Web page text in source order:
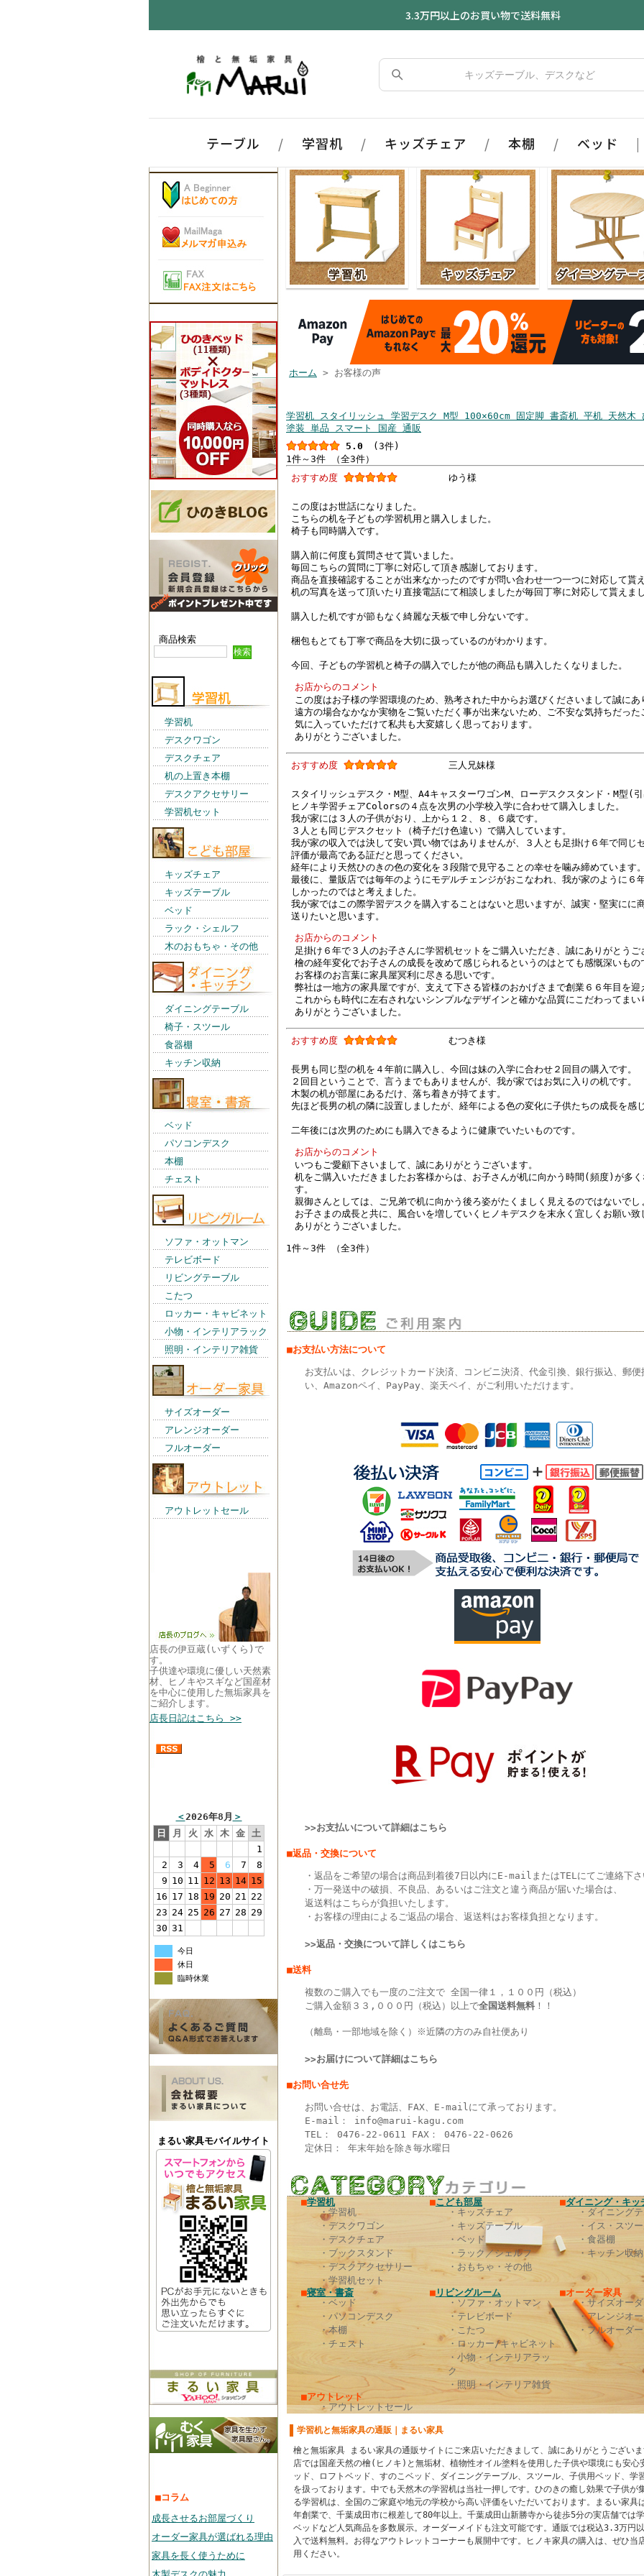
3.3万円以上のお買い物で送料無料
テーブル / 学習机 / キッズチェア / 本棚 / ベッド |
商品検索
学習机
デスクワゴン
デスクチェア
机の上置き本棚
デスクアクセサリー
学習机セット
キッズチェア
キッズテーブル
ベッド
ラック・シェルフ
木のおもちゃ・その他
ダイニングテーブル
椅子・スツール
食器棚
キッチン収納
ベッド
パソコンデスク
本棚
チェスト
ソファ・オットマン
テレビボード
リビングテーブル
こたつ
ロッカー・キャビネット
小物・インテリアラック
照明・インテリア雑貨
サイズオーダー
アレンジオーダー
フルオーダー
アウトレットセール
店長の伊豆蔵(いずくら)で
す。
子供達や環境に優しい天然素
材、ヒノキやスギなど国産材
を中心に使用した無垢家具を
ご紹介します。
店長日記はこちら >>
＜2026年8月 ＞
日
月 火 水 木 金 土
1
2
3 4 5 6 7
8
9 10 11 12 13 14 15
16 17 18 19 20 21 22
23 24 25 26 27 28 29
30 31
今日
休日
臨時休業
まるい家具モバイルサイト
■コラム
成長させるお部屋づくり
オーダー家具が選ばれる理由
家具を長く使うために
ホーム > お客様の声
学習机 スタイリッシュ 学習デスク M型 100×60cm 固定脚 書斎机 平机 天然木
塗装 単品 スマート 国産 通販
5.0
(3件)
1件～3件 （全3件）
おすすめ度
ゆう様
この度はお世話になりました。
こちらの机を子どもの学習机用と購入しました。
椅子も同時購入です。
購入前に何度も質問させて貰いました。
毎回こちらの質問に丁寧に対応して頂き感謝しております。
商品を直接確認することが出来なかったのですが問い合わせ一つ一つに対応して貰
机の写真を送って頂いたり直接電話にて相談しましたが毎回丁寧に対応して貰えま
購入した机ですが節もなく綺麗な天板で申し分ないです。
梱包もとても丁寧で商品を大切に扱っているのがわかります。
今回、子どもの学習机と椅子の購入でしたが他の商品も購入したくなりました。
お店からのコメント
この度はお子様の学習環境のため、熟考された中からお選びくださいまして誠に
遠方の場合なかなか実物をご覧いただく事が出来ないため、ご不安な気持ちだっ
気に入っていただけて私共も大変嬉しく思っております。
ありがとうございました。
おすすめ度 三人兄妹様
スタイリッシュデスク・M型、A4キャスターワゴンM、ローデスクスタンド・M型(
ヒノキ学習チェアColorsの４点を次男の小学校入学に合わせて購入しました。
我が家には３人の子供がおり、上から１２、８、６歳です。
３人とも同じデスクセット（椅子だけ色違い）で購入しています。
我が家の収入では決して安い買い物ではありませんが、３人とも足掛け６年で同じ
評価が最高である証だと思ってください。
経年により天然ひのきの色の変化を３段階で見守ることの幸せを噛み締めています
最後に、量販店では毎年のようにモデルチェンジがおこなわれ、我が家のように６
しかったのではと考えました。
我が家ではこの際学習デスクを購入することはないと思いますが、誠実・堅実にに
送りたいと思います。
お店からのコメント
足掛け６年で３人のお子さんに学習机セットをご購入いただき、誠にありがとうご
檜の経年変化でお子さんの成長を改めて感じられるというのはとても感慨深いもの
お客様のお言葉に家具屋冥利に尽きる思いです。
弊社は一地方の家具屋ですが、支えて下さる皆様のおかげさまで創業６６年目を
これからも時代に左右されないシンプルなデザインと確かな品質にこだわってまい
ありがとうございました。
おすすめ度 むつき様
長男も同じ型の机を４年前に購入し、今回は妹の入学に合わせ２回目の購入です。
２回目ということで、言うまでもありませんが、我が家ではお気に入りの机です。
木製の机が部屋にあるだけ、落ち着きが持てます。
先ほど長男の机の隣に設置しましたが、経年による色の変化に子供たちの成長を感
二年後には次男のためにも購入できるように健康でいたいものです。
お店からのコメント
いつもご愛顧下さいまして、誠にありがとうございます。
机をご購入いただきましたお客様からは、お子さんが机に向かう時間(頻度)が多
す。
親御さんとしては、ご兄弟で机に向かう後ろ姿がたくましく見えるのではないでし
お子さまの成長と共に、風合いを増していくヒノキデスクを末永く宜しくお願い致
ありがとうございました。
1件～3件 （全3件）
■お支払い方法について
お支払いは、クレジットカード決済、コンビニ決済、代金引換、銀行振込、郵便
い、Amazonペイ、PayPay、楽天ペイ、がご利用いただけます。
>>お支払いについて詳細はこちら
■返品・交換について
・返品をご希望の場合は商品到着後7日以内にE-mailまたはTELにてご連絡下
・万一発送中の破損、不良品、あるいはご注文と違う商品が届いた場合は、
返送料はこちらが負担いたします。
・お客様の理由によるご返品の場合、返送料はお客様負担となります。
>>返品・交換について詳しくはこちら
■送料
複数のご購入でも一度のご注文で 全国一律１，１００円（税込）
ご購入金額３３,０００円（税込）以上で全国送料無料 ！！
（離島・一部地域を除く）※近隣の方のみ自社便あり
>>お届けについて詳細はこちら
■お問い合せ先
お問い合せは、お電話、FAX、E-mailにて承っております。
E-mail： info@marui-kagu.com
TEL： 0476-22-0611 FAX： 0476-22-0626
定休日： 年末年始を除き毎水曜日
■学習机
・学習机
・デスクワゴン
・デスクチェア
・ブックスタンド
・デスクアクセサリー
・学習机セット
■こども部屋
・キッズチェア
・キッズテーブル
・ベッド
・ラック／シェルフ
・おもちゃ・その他
■ダイニング・キッ
・ダイニング
・イス・スツ
・食器棚
・キッチン収納
■寝室・書斎
・ベッド
・パソコンデスク
・本棚
・チェスト
■ リビングルーム
・ソファ・オットマン
・テレビボード
・こたつ
・ロッカー/キャビネット
・小物・インテリアラッ
ク
・照明・インテリア雑貨
■オーダー家具
・サイズオー
・アレンジオ
・フルオーダー
■アウトレット
・アウトレットセール
学習机と無垢家具の通販｜まるい家具
檜と無垢家具 まるい家具の通販サイトにご来店いただきまして、誠にありがとうござい
店では国産天然の檜(ヒノキ)と無垢材、植物性オイル塗料を使用した子供や環境にも安心
ッド、ロフトベッド、すのこベッド、ダイニングテーブル、スツール、子供用ベッド、学
を扱っております。中でも天然木の学習机は当社一押しです。ひのきの癒し効果で子供が
る学習机は、全国のご家庭や地元の学校から高い評価をいただいております。まるい家具
年創業で、千葉成田市に根差して80年以上。千葉成田山新勝寺から徒歩5分の実店舗では
ベッドなど人気商品を多数展示。オーダーメイドも注文可能です。通販では税込3.3万円
入で送料無料。お得なアウトレットコーナーも展開中です。ヒノキ家具の購入は、ぜひ当
用ください。